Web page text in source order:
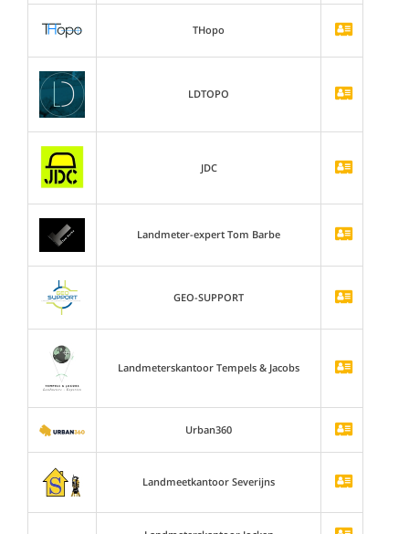
THopo
LDTOPO
JDC
Landmeter-expert Tom Barbe
GEO-SUPPORT
Landmeterskantoor Tempels & Jacobs
Urban360
Landmeetkantoor Severijns